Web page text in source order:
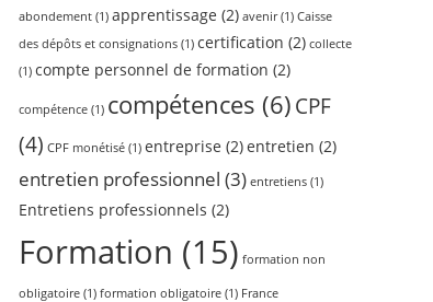
abondement (1) apprentissage (2) avenir(1) Caisse
des dépôts et consignations (1) certification (2) collecte
(1) compte personnel de formation (2)
compétence (1) compétences (6)CPF
(4) CPF monétisé (1) entreprise (2)entretien (2)
entretien professionnel (3) entretiens (1)
Entretiens professionnels (2)
Formation (15) formation non
obligatoire (1) formation obligatoire (1) France